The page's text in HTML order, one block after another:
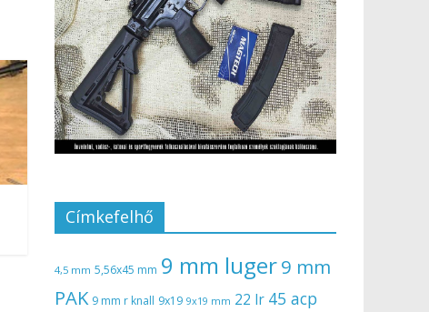
Címkefelhő
4,5 mm 5,56x45 mm 9 mm luger9 mm
PAK 9 mm r knall 9x19 9x19 mm 22 lr 45 acp